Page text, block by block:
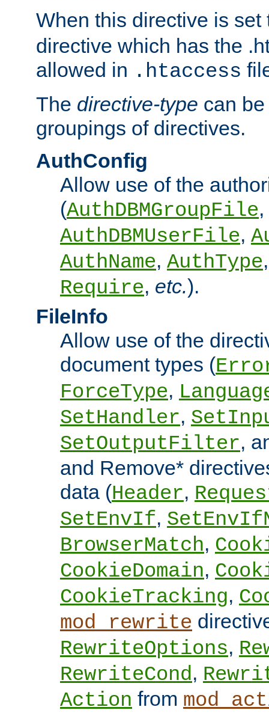
When this directive is
directive which has the
allowed in .htaccess
The directive-type can
groupings of directives.
AuthConfig
Allow use of the
(AuthDBMGroupFile,
AuthDBMUserFile,
AuthName, AuthType
Require, etc.).
FileInfo
Allow use of the
document types (
ForceType,
SetHandler,
SetOutputFilter,
and Remove*
data (Header,
SetEnvIf,
BrowserMatch,
CookieDomain,
CookieTracking,
mod_rewrite
RewriteOptions,
RewriteCond,
Action from